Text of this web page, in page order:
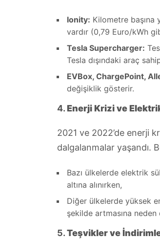
Ionity: Kilometre başına
vardır (0,79 Euro/kWh
Tesla Supercharger:
Tesla dışındaki araç
EVBox, ChargePoint,
değişiklik gösterir.
4.Enerji Krizi ve
2021 ve 2022’de enerji
dalgalanmalar yaşandı.
Bazı ülkelerde elektrik
altına alınırken,
Diğer ülkelerde yüksek
şekilde artmasına neden
5.Teşvikler ve